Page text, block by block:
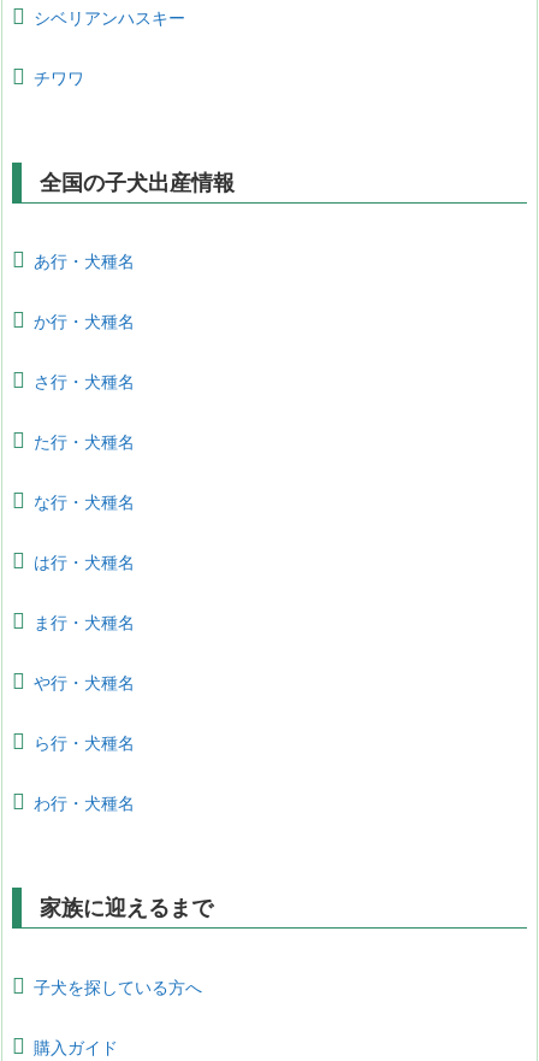
シベリアンハスキー
チワワ
全国の子犬出産情報
あ行・犬種名
か行・犬種名
さ行・犬種名
た行・犬種名
な行・犬種名
は行・犬種名
ま行・犬種名
や行・犬種名
ら行・犬種名
わ行・犬種名
家族に迎えるまで
子犬を探している方へ
購入ガイド